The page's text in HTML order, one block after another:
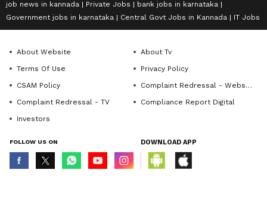
job news in kannada Private Jobs
bank jobs in karnataka
Government jobs in karnataka
Central Govt Jobs in Kannada IT Jobs
About Website
About Tv
Terms Of Use
Privacy Policy
CSAM Policy
Complaint Redressal - Website
Complaint Redressal - TV
Compliance Report Digital
Investors
FOLLOW US ON DOWNLOAD APP